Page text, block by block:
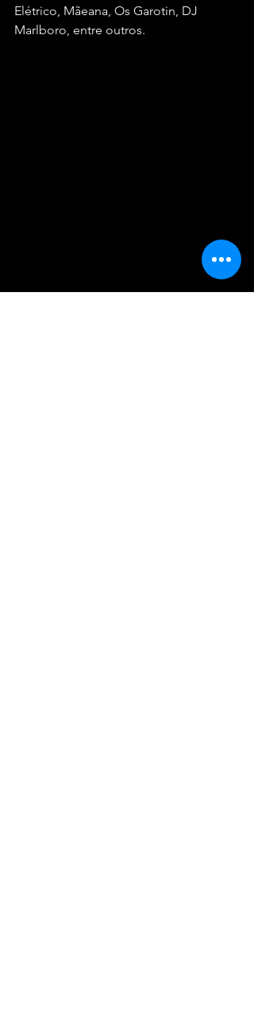
Elétrico, Mãeana, Os Garotin, DJ
Marlboro, entre outros.